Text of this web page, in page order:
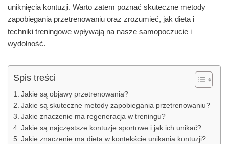
uniknięcia kontuzji. Warto zatem poznać skuteczne metody
zapobiegania przetrenowaniu oraz zrozumieć, jak dieta i
techniki treningowe wpływają na nasze samopoczucie i
wydolność.
Spis treści
Jakie są objawy przetrenowania?
Jakie są skuteczne metody zapobiegania przetrenowaniu?
Jakie znaczenie ma regeneracja w treningu?
Jakie są najczęstsze kontuzje sportowe i jak ich unikać?
Jakie znaczenie ma dieta w kontekście unikania kontuzji?